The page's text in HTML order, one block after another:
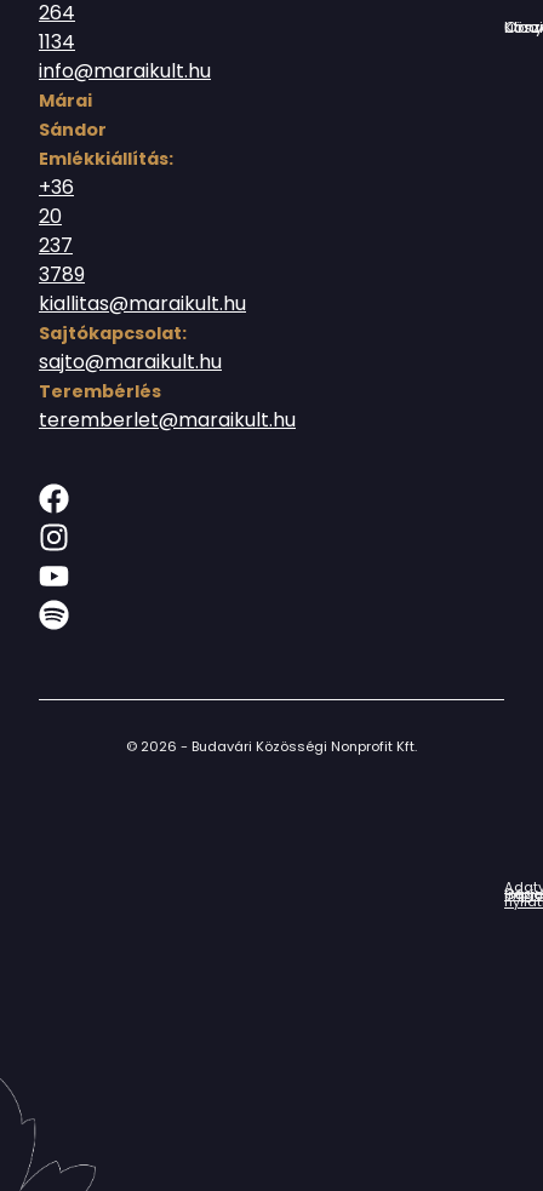
264
1134
info@maraikult.hu
Márai
Sándor
Emlékkiállítás:
+36
20
237
3789
kiallitas@maraikult.hu
Sajtókapcsolat:
sajto@maraikult.hu
Terembérlés
teremberlet@maraikult.hu
Országház
© 2026 - Budavári Közösségi Nonprofit Kft.